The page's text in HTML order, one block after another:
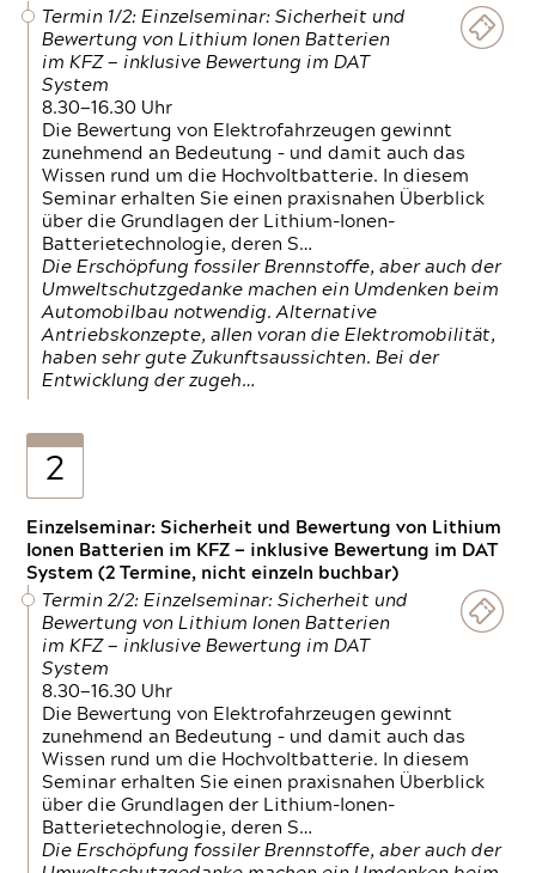
Termin 1/2: Einzelseminar: Sicherheit und
Bewertung von Lithium Ionen Batterien
im KFZ — inklusive Bewertung im DAT
System
8.30—16.30 Uhr
Die Bewertung von Elektrofahrzeugen gewinnt
zunehmend an Bedeutung – und damit auch das
Wissen rund um die Hochvoltbatterie. In diesem
Seminar erhalten Sie einen praxisnahen Überblick
über die Grundlagen der Lithium-Ionen-
Batterietechnologie, deren S…
Die Erschöpfung fossiler Brennstoffe, aber auch der
Umweltschutzgedanke machen ein Umdenken beim
Automobilbau notwendig. Alternative
Antriebskonzepte, allen voran die Elektromobilität,
haben sehr gute Zukunftsaussichten. Bei der
Entwicklung der zugeh…
2
Einzelseminar: Sicherheit und Bewertung von Lithium
Ionen Batterien im KFZ — inklusive Bewertung im DAT
System (2 Termine, nicht einzeln buchbar)
Termin 2/2: Einzelseminar: Sicherheit und
Bewertung von Lithium Ionen Batterien
im KFZ — inklusive Bewertung im DAT
System
8.30—16.30 Uhr
Die Bewertung von Elektrofahrzeugen gewinnt
zunehmend an Bedeutung – und damit auch das
Wissen rund um die Hochvoltbatterie. In diesem
Seminar erhalten Sie einen praxisnahen Überblick
über die Grundlagen der Lithium-Ionen-
Batterietechnologie, deren S…
Die Erschöpfung fossiler Brennstoffe, aber auch der